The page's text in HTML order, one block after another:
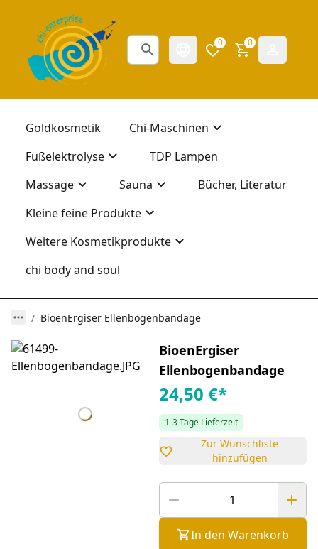
0 0
Goldkosmetik
Chi-Maschinen
Fußelektrolyse
TDP Lampen
Massage
Sauna
Bücher, Literatur
Kleine feine Produkte
Weitere Kosmetikprodukte
chi body and soul
BioenErgiser Ellenbogenbandage
BioenErgiser
Ellenbogenbandage
24,50 €*
1-3 Tage Lieferzeit
Zur Wunschliste
hinzufügen
In den Warenkorb